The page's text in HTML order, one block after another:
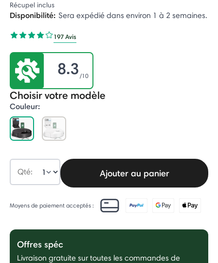
Récupel inclus
Disponibilité: Sera expédié dans environ 1 à 2 semaines.
197 Avis
8.3 /10
Choisir votre modèle
Couleur:
Qté: Ajouter au panier
Moyens de paiement acceptés :
Offres spéc
Livraison gratuite sur toutes les commandes de